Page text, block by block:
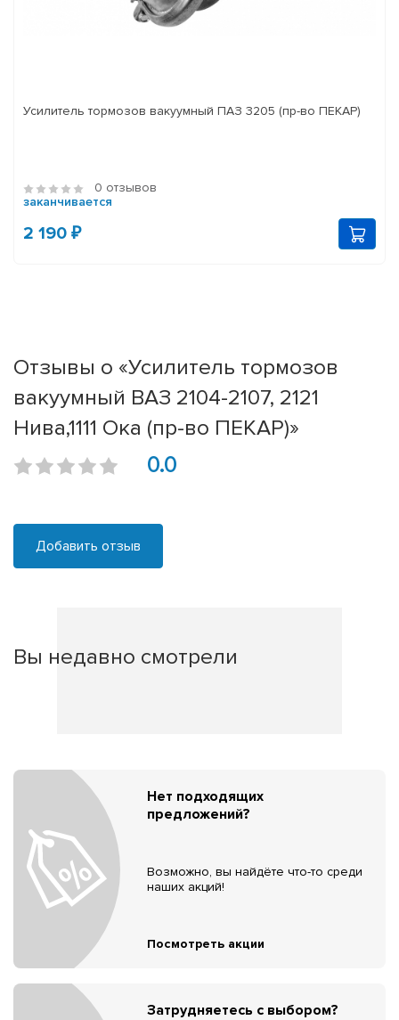
Усилитель тормозов вакуумный ПАЗ 3205 (пр-во ПЕКАР)
0 отзывов
заканчивается
2 190 ₽
Отзывы о «Усилитель тормозов
вакуумный ВАЗ 2104-2107, 2121
Нива,1111 Ока (пр-во ПЕКАР)»
0.0
Добавить отзыв
Вы недавно смотрели
Нет подходящих
предложений?
Возможно, вы найдёте что-то среди
наших акций!
Посмотреть акции
Затрудняетесь с выбором?